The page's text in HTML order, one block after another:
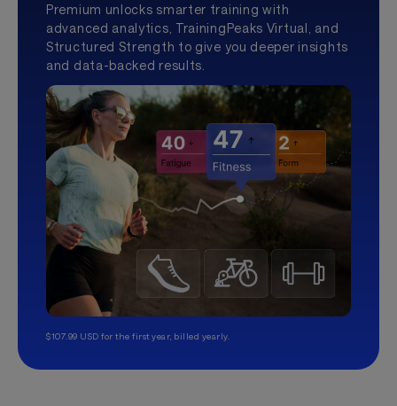
Premium unlocks smarter training with
advanced analytics, TrainingPeaks Virtual, and
Structured Strength to give you deeper insights
and data-backed results.
$107.99 USD for the first year, billed yearly.